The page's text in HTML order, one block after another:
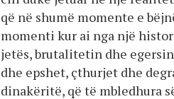
që në shumë momente e
momenti kur ai nga një
jetës, brutalitetin dhe
dhe epshet, çthurjet dhe
dinakëritë, që të mbledhura